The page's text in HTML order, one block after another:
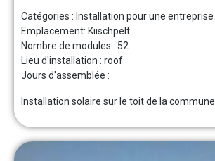
Catégories : Installation pour une entreprise
Emplacement: Kiischpelt
Nombre de modules : 52
Lieu d'installation : roof
Jours d'assemblée :
Installation solaire sur le toit de la commune